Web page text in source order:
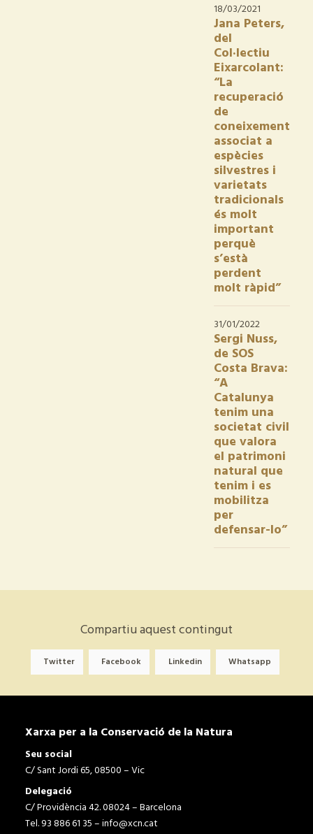
18/03/2021
Jana Peters,
del
Col·lectiu
Eixarcolant:
“La
recuperació
de
coneixement
associat a
espècies
silvestres i
varietats
tradicionals
és molt
important
perquè
s’està
perdent
molt ràpid”
31/01/2022
Sergi Nuss,
de SOS
Costa Brava:
“A
Catalunya
tenim una
societat civil
que valora
el patrimoni
natural que
tenim i es
mobilitza
per
defensar-lo”
Compartiu aquest contingut
Twitter Facebook Linkedin Whatsapp
Xarxa per a la Conservació de la Natura
Seu social
C/ Sant Jordi 65, 08500 – Vic
Delegació
C/ Providència 42. 08024 – Barcelona
Tel. 93 886 61 35 –info@xcn.cat